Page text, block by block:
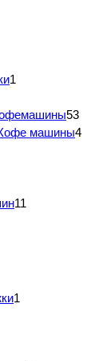
1
53
Кофе машины4
11
1